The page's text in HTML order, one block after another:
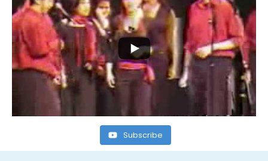
Subscribe